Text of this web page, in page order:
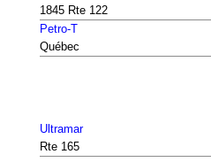
1845 Rte 122
Petro-T
Québec
Ultramar
Rte 165